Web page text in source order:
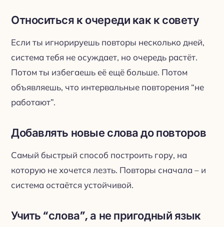
Относиться к очереди как к совету
Если ты игнорируешь повторы несколько дней,
система тебя не осуждает, но очередь растёт.
Потом ты избегаешь её ещё больше. Потом
объявляешь, что интервальные повторения “не
работают”.
Добавлять новые слова до повторов
Самый быстрый способ построить гору, на
которую не хочется лезть. Повторы сначала – и
система остаётся устойчивой.
Учить “слова”, а не пригодный язык